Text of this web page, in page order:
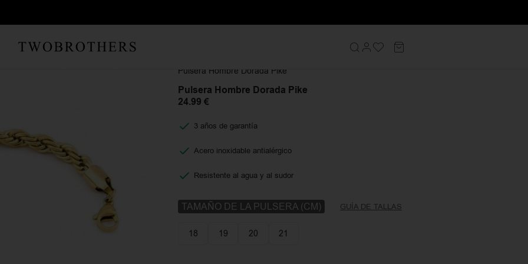
Pulsera Hombre Dorada Pike
Pulsera Hombre Dorada Pike
24.99 €
3 años de garantía
Acero inoxidable antialérgico
Resistente al agua y al sudor
TAMAÑO DE LA PULSERA (CM) GUÍA DE TALLAS
18 19 20 21